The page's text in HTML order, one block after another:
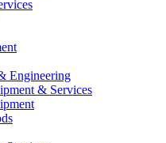
Engineering
& Services